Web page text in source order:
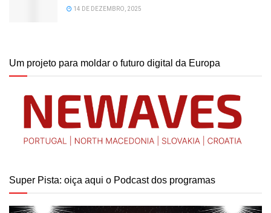
14 DE DEZEMBRO, 2025
Um projeto para moldar o futuro digital da Europa
Super Pista: oiça aqui o Podcast dos programas